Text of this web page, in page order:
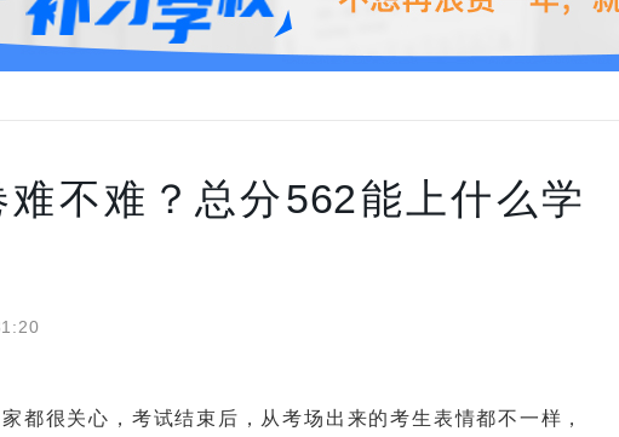
不难？总分562能上什么学
很关心，考试结束后，从考场出来的考生表情都不一样，